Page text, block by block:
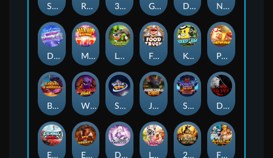
Sand and Ashes Red Rascal™ 3 Cursed Chests™ Great Game Rockies Death Becomes You Nitro Nights
Dandy Diamonds Max Win Machine Le Prechaun Fred's Food Truck Keep 'em Piggy Cluster Hunt
Barrel Bonanza Wild Dojo Strike Space Zoo Junkyard Kings Shadow Strike Dark Spiral
Eternal Duel EPIC BULLETS & BOUNTY Dusk Princess Le Bunny 2 Wild 2 Die Fist Of Destruction